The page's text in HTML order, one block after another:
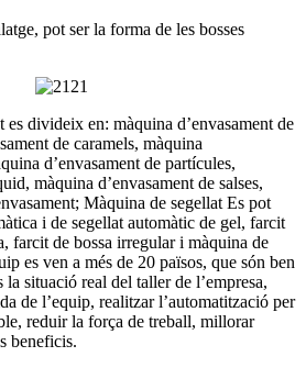
pot ser la forma de les bosses
es divideix en: màquina d’envasament de
de caramels, màquina
d’envasament de partícules,
màquina d’envasament de salses,
Màquina de segellat Es pot
i de segellat automàtic de gel, farcit
farcit de bossa irregular i màquina de
es ven a més de 20 països, que són ben
la situació real del taller de l’empresa,
de l’equip, realitzar l’automatització per
reduir la força de treball, millorar
beneficis.